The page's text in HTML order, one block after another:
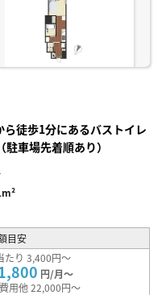
ら徒歩1分にあるバストイレ
車場先着順あり）
目安
たり 3,400円～
円/月～
用他 22,000円～